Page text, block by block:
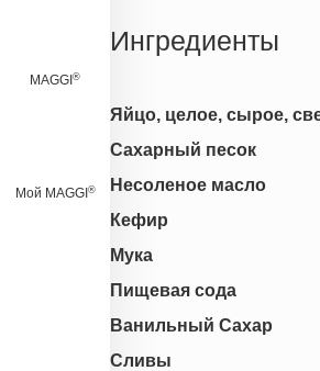
MAGGI ®
Мой MAGGI ®
Ингредиенты
Яйцо, целое, сырое,
Сахарный песок
Несоленое масло
Кефир
Мука
Пищевая сода
Ванильный Сахар
Сливы